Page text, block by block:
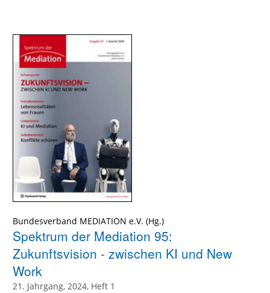
Bundesverband MEDIATION e.V.
Spektrum der Mediation 95:
Zukunftsvision - zwischen KI und New
Work
21. Jahrgang, 2024, Heft 1